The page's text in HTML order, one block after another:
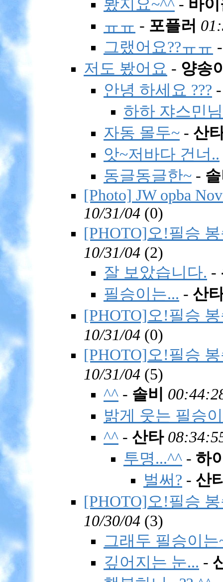
봤지요~^^ - 바
ㅠㅠ - 포플러
그랬어요??ㅠㅠ
저도 봤어요 - 양송
안녕 하세요 ???
하하 쟈스민
자동 몰두~ - 산
앗~저바다 건너..
동글동글한~ -
[Photo] JW opba
10/31/04 (0)
[PHOTO]오!필승
10/31/04 (2)
잘 보았습니다. -
필승이는... - 산
[PHOTO]오!필승
10/31/04 (0)
[PHOTO]오!필승
10/31/04 (5)
^^ - 솔비
밝게 웃는 필승
^^ - 산타
투명...^^ - 하
벌써? - 산
[PHOTO]오!필승
10/30/04 (3)
그래두 필승이는
깊어지는 눈... -